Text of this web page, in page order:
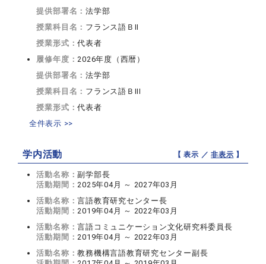
提供部署名：法学部
授業科目名： フランス語ＢII
授業形式：代表者
履修年度：2026年度（西暦）
提供部署名：法学部
授業科目名： フランス語ＢIII
授業形式：代表者
全件表示 >>
学内活動 【 表示 ／非表示 】
活動名称：副学部長
活動期間：2025年04月 ～ 2027年03月
活動名称：言語教育研究センター長
活動期間：2019年04月 ～ 2022年03月
活動名称：言語コミュニケーション文化研究科委員長
活動期間：2019年04月 ～ 2022年03月
活動名称：教務機構言語教育研究センター副長